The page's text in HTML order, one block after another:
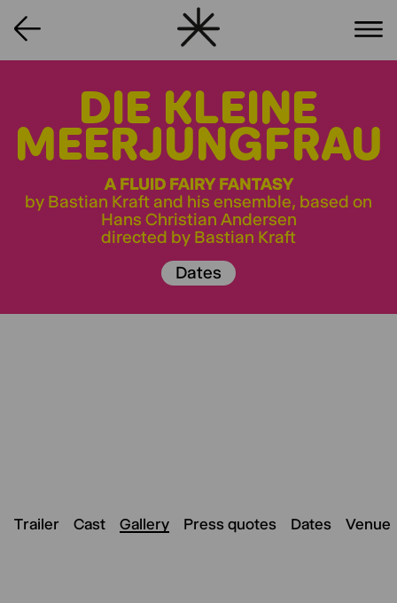
DIE KLEINE
MEERJUNGFRAU
A FLUID FAIRY FANTASY
by Bastian Kraft and his ensemble, based on
Hans Christian Andersen
directed by Bastian Kraft
Dates
Trailer Cast Gallery Press quotes Dates Venue